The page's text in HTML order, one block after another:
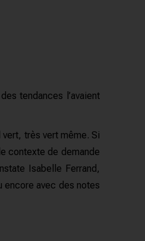
tendances l’avaient
très vert même. Si
contexte de demande
Isabelle Ferrand,
encore avec des notes